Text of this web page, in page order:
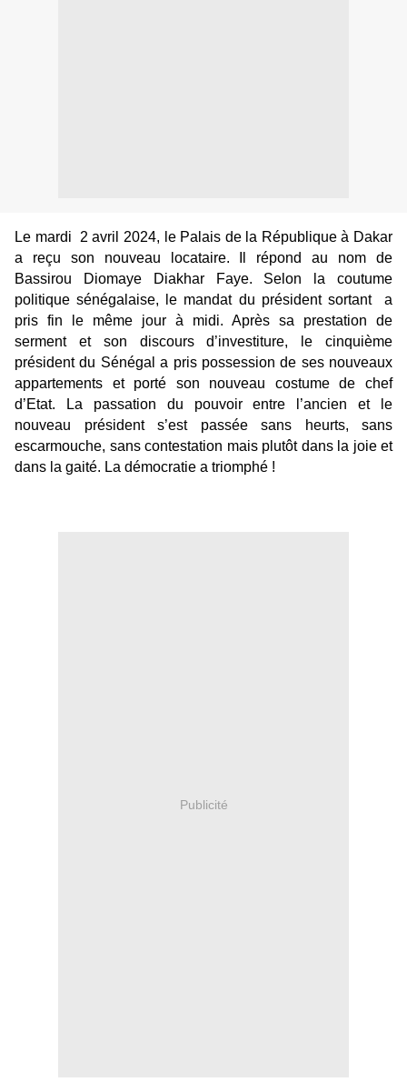
Le mardi 2 avril 2024, le Palais de la République à Dakar
a reçu son nouveau locataire. Il répond au nom de
Bassirou Diomaye
Diakhar
Faye. Selon la coutume
politique sénégalaise, le mandat du président sortant a
pris fin le même jour à midi. Après sa prestation de
serment et son discours d’investiture, le cinquième
président du Sénégal a pris possession de ses nouveaux
appartements et porté son nouveau costume de chef
d’Etat. La passation du pouvoir entre l’ancien et le
nouveau président s’est passée sans heurts, sans
escarmouche, sans contestation mais plutôt dans la joie et
dans la gaité. La démocratie a triomphé !
Publicité